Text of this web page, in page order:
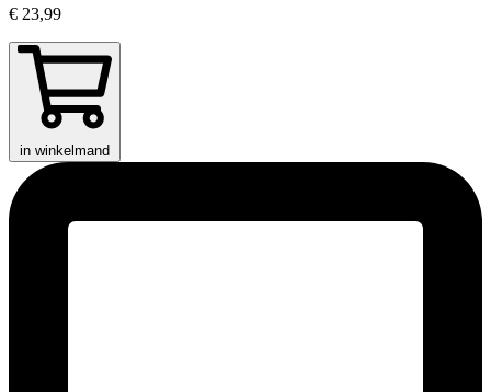
€ 23,99
in winkelmand